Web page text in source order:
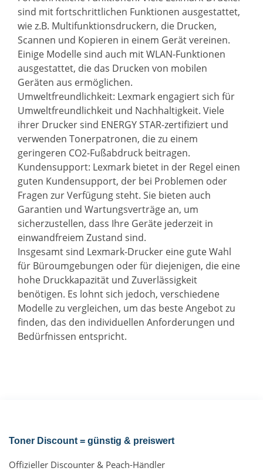
sind mit fortschrittlichen Funktionen ausgestattet,
wie z.B. Multifunktionsdruckern, die Drucken,
Scannen und Kopieren in einem Gerät vereinen.
Einige Modelle sind auch mit WLAN-Funktionen
ausgestattet, die das Drucken von mobilen
Geräten aus ermöglichen.
Umweltfreundlichkeit: Lexmark engagiert sich für
Umweltfreundlichkeit und Nachhaltigkeit. Viele
ihrer Drucker sind ENERGY STAR-zertifiziert und
verwenden Tonerpatronen, die zu einem
geringeren CO2-Fußabdruck beitragen.
Kundensupport: Lexmark bietet in der Regel einen
guten Kundensupport, der bei Problemen oder
Fragen zur Verfügung steht. Sie bieten auch
Garantien und Wartungsverträge an, um
sicherzustellen, dass Ihre Geräte jederzeit in
einwandfreiem Zustand sind.
Insgesamt sind Lexmark-Drucker eine gute Wahl
für Büroumgebungen oder für diejenigen, die eine
hohe Druckkapazität und Zuverlässigkeit
benötigen. Es lohnt sich jedoch, verschiedene
Modelle zu vergleichen, um das beste Angebot zu
finden, das den individuellen Anforderungen und
Bedürfnissen entspricht.
Toner Discount = günstig & preiswert
Offizieller Discounter & Peach-Händler